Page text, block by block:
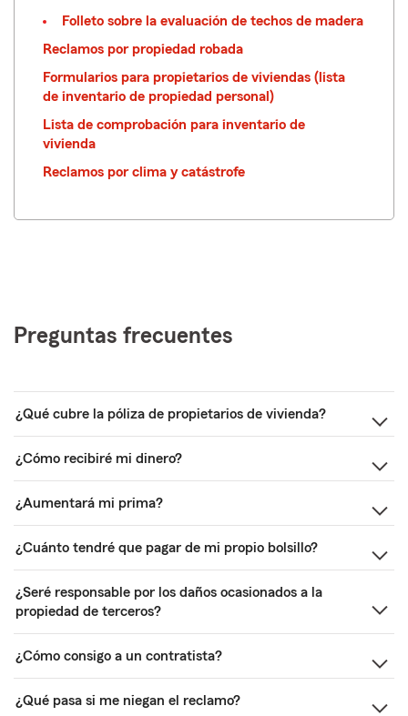
Folleto sobre la evaluación de techos de madera
Reclamos por propiedad robada
Formularios para propietarios de viviendas (lista
de inventario de propiedad personal)
Lista de comprobación para inventario de
vivienda
Reclamos por clima y catástrofe
Preguntas frecuentes
¿Qué cubre la póliza de propietarios de vivienda?
¿Cómo recibiré mi dinero?
¿Aumentará mi prima?
¿Cuánto tendré que pagar de mi propio bolsillo?
¿Seré responsable por los daños ocasionados a la
propiedad de terceros?
¿Cómo consigo a un contratista?
¿Qué pasa si me niegan el reclamo?